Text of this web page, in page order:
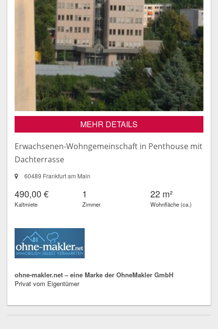
MEHR DETAILS
Erwachsenen-Wohngemeinschaft in Penthouse mit
Dachterrasse
60489 Frankfurt am Main
490,00 €
Kaltmiete
1
Zimmer
22 m²
Wohnfläche (ca.)
ohne-makler.net – eine Marke der OhneMakler GmbH
Privat vom Eigentümer